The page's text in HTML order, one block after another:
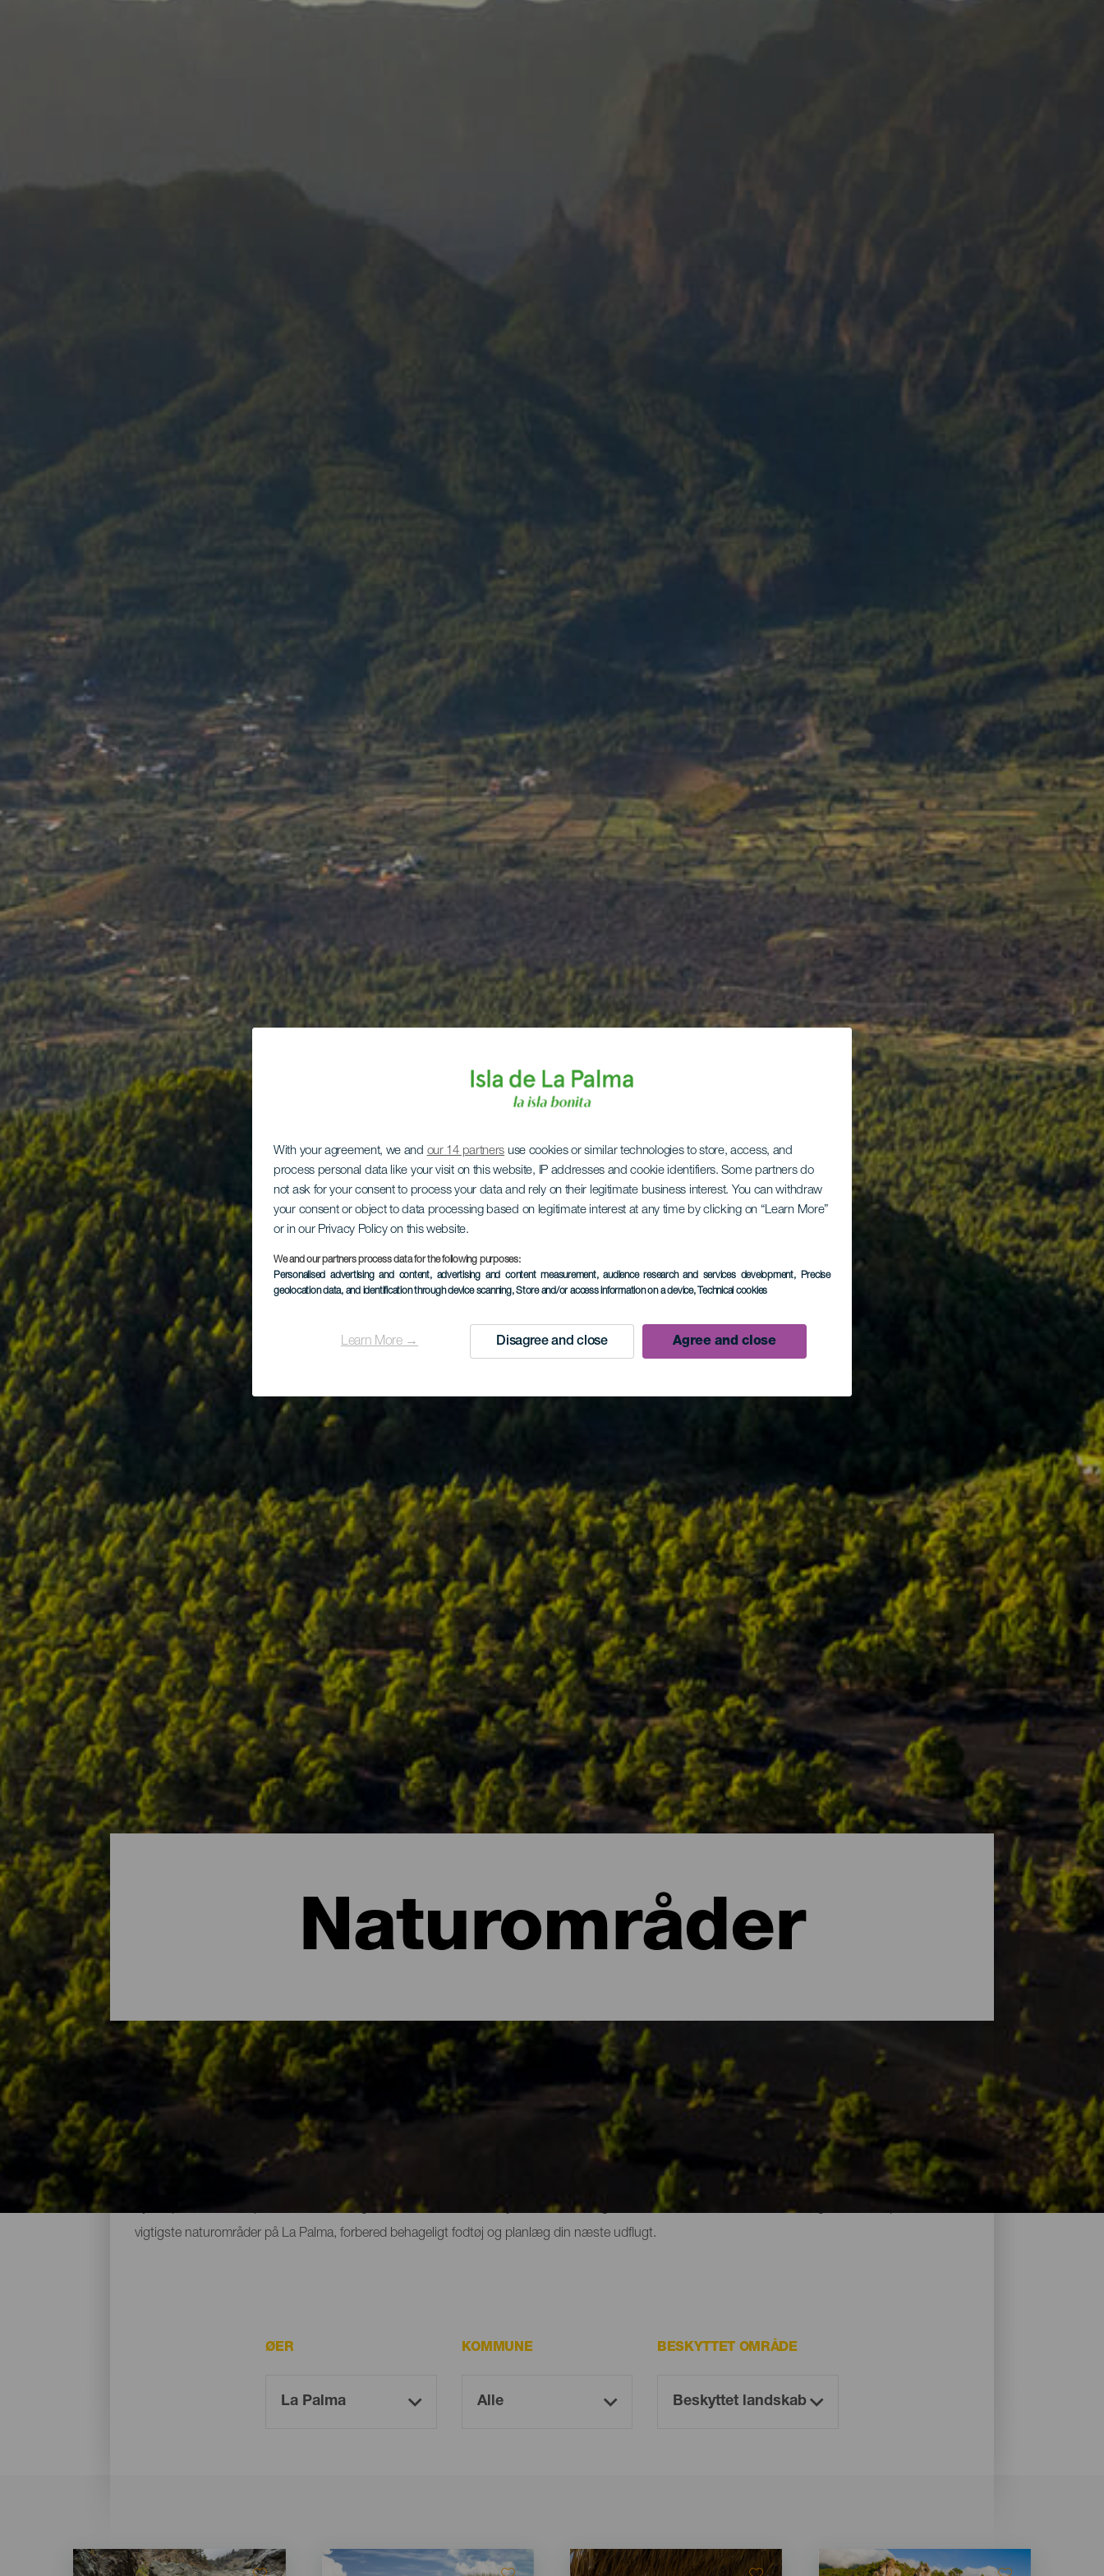
With your agreement, we and our 14 partners use cookies or similar technologies to store, access, and
process personal data like your visit on this website, IP addresses and cookie identifiers. Some partners do
not ask for your consent to process your data and rely on their legitimate business interest. You can withdraw
your consent or object to data processing based on legitimate interest at any time by clicking on “Learn More”
or in our Privacy Policy on this website.
We and our partners process data for the following purposes:
Personalised advertising and content, advertising and content measurement, audience research and services development, Precise
geolocation data, and identification through device scanning, Store and/or access information on a device, Technical cookies
Learn More → Disagree and close Agree and close
Naturområder
De vigtigste naturområder på La Palma
Hvis der er én ting, der kendetegner La Isla Bonita, er det dens sprudlende natur, fuld af kontraster og nuancer. UNESCO betragter La Palma som et
biosfærereservat i sin helhed og øen er hjemsted for forskellige økosystemer, der alle har en unik flora og fauna. Blandt de naturområder, der kan
nydes på øen, findes parker, reservater og naturmonumenter, beskyttede områder og steder af interesse for både turister og forskere. Oplev de
vigtigste naturområder på La Palma, forbered behageligt fodtøj og planlæg din næste udflugt.
ØER KOMMUNE BESKYTTET OMRÅDE
Imagen
Listado
Imagen
Imagen
Listado
Imagen
Imagen
Listado
Imagen
Listado